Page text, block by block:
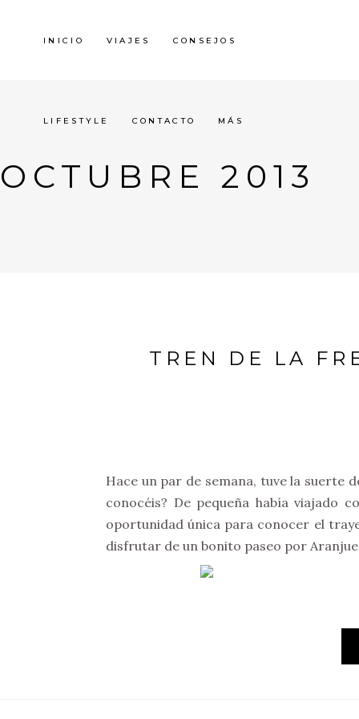
INICIO VIAJES CONSEJOS
LIFESTYLE CONTACTO MÁS
OCTUBRE 2013
TREN DE LA
Hace un par de semana, tuve la suerte
conocéis? De pequeña había viajado
oportunidad única para conocer el
disfrutar de un bonito paseo por